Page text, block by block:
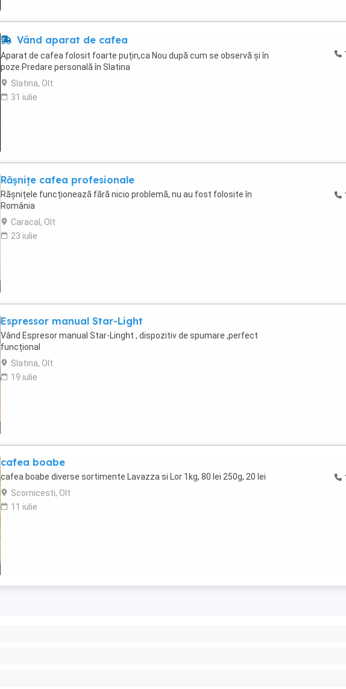
Vând aparat de cafea
Aparat de cafea folosit foarte puțin,ca Nou după cum se observă și în
poze.Predare personală în Slatina
Slatina, Olt
31 iulie
Rășnițe cafea profesionale
Rășnițele funcționează fără nicio problemă, nu au fost folosite în
România
Caracal, Olt
23 iulie
Espressor manual Star-Light
Vând Espresor manual Star-Linght , dispozitiv de spumare ,perfect
funcțional
Slatina, Olt
19 iulie
cafea boabe
cafea boabe diverse sortimente Lavazza si Lor 1kg, 80 lei 250g, 20 lei
Scornicesti, Olt
11 iulie